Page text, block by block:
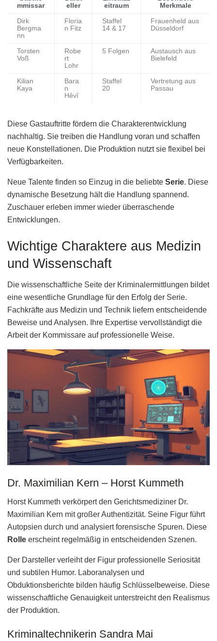
mmissar
eller
eitraum
Merkmale
Dirk
Bergma
nn
Floria
n Fitz
Staffel
14 & 17
Frauenheld aus
Düsseldorf
Torsten
Voß
Robe
rt
Lohr
5 Folgen
Austausch aus
Bielefeld
Kilian
Kaya
Bara
n
Hêvî
Staffel
20
Vertretung aus
Passau
Diese Gastauftritte fördern die Charakterentwicklung
nachhaltig. Sie treiben die Handlung voran und schaffen
neue Konstellationen. Die Produktion nutzt sie flexibel bei
Verfügbarkeiten.
Neue Talente finden so Einzug in die beliebte Serie. Diese
dynamische Besetzung hält die Handlung spannend.
Zuschauer erleben immer wieder überraschende
Entwicklungen.
Wichtige Charaktere aus Medizin
und Wissenschaft
Die wissenschaftliche Seite der Kriminalermittlungen bildet
eine wesentliche Grundlage für den Erfolg der Serie.
Fachkräfte aus Medizin und Technik liefern entscheidende
Beweise und Analysen. Ihre Expertise vervollständigt die
Arbeit der Kommissare auf professionelle Weise.
Dr. Maximilian Kern – Horst Kummeth
Horst Kummeth verkörpert den Gerichtsmediziner Dr.
Maximilian Kern mit großer Authentizität. Seine Figur führt
Autopsien durch und analysiert forensische Spuren. Diese
Rolle erscheint regelmäßig in entscheidenden Szenen.
Der Darsteller verleiht der Figur professionelle Seriosität
und subtilen Humor. Laboranalysen und
Obduktionsberichte bilden häufig Schlüsselbeweise. Diese
wissenschaftliche Genauigkeit unterstreicht den Realismus
der Produktion.
Kriminaltechnikerin Sandra Mai